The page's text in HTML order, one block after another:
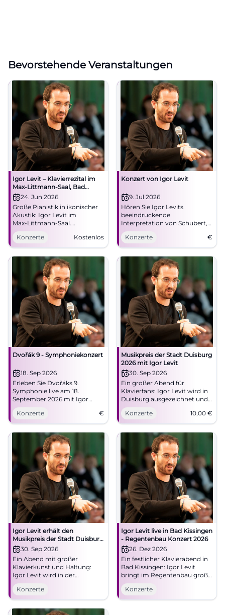
Bevorstehende Veranstaltungen
Igor Levit – Klavierrezital im
Max‑Littmann‑Saal, Bad
Kissingen
24. Jun 2026
Große Pianistik in ikonischer
Akustik: Igor Levit im
Max‑Littmann‑Saal.
24.06.2026, 19:30 Uhr. Zentrale
Lage, barrierefrei. Erleben, wie
Musik unter die Haut geht.
#BadKissingen
Konzerte Kostenlos
Konzert von Igor Levit
9. Jul 2026
Hören Sie Igor Levits
beeindruckende
Interpretation von Schubert,
Schumann und Chopin im
Max-Littmann-Saal in Bad
Kissingen.
Konzerte €
Dvořák 9 - Symphoniekonzert
18. Sep 2026
Erleben Sie Dvořáks 9.
Symphonie live am 18.
September 2026 mit Igor
Levit bei den Düsseldorfer
Symphonikern.
Konzerte €
Musikpreis der Stadt Duisburg
2026 mit Igor Levit
30. Sep 2026
Ein großer Abend für
Klavierfans: Igor Levit wird in
Duisburg ausgezeichnet und
spielt in der Mercatorhalle.
30.09.2026, 19:30 Uhr, 10 Euro.
#Duisburg #Klassik
Konzerte 10,00 €
Igor Levit erhält den
Musikpreis der Stadt Duisburg
202630. Sep 2026
Ein Abend mit großer
Klavierkunst und Haltung:
Igor Levit wird in der
Mercatorhalle Duisburg
geehrt. Live am 30.09.2026
um 19:30 Uhr. #Duisburg
#Klassik
Konzerte
Igor Levit live in Bad Kissingen
- Regentenbau Konzert 2026
26. Dez 2026
Ein festlicher Klavierabend in
Bad Kissingen: Igor Levit
bringt im Regentenbau große
Klangkunst und intensive
Bühnenpräsenz auf die
Bühne. 26.12.2026. #Klassik
Konzerte